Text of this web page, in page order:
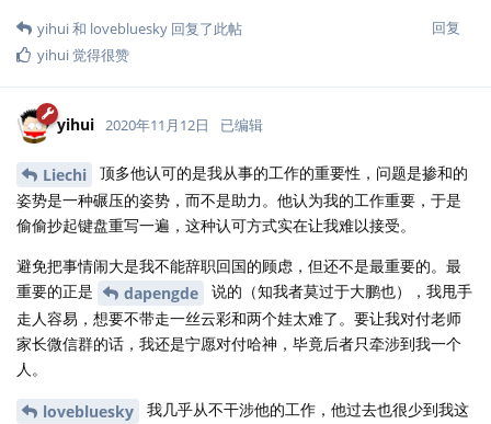
回复
yihui和 lovebluesky 回复了此帖
yihui觉得很赞
yihui 2020年11月12日 已编辑
Liechi
顶多他认可的是我从事的工作的重要性，问题是掺和的
姿势是一种碾压的姿势，而不是助力。他认为我的工作重要，于是
偷偷抄起键盘重写一遍，这种认可方式实在让我难以接受。
避免把事情闹大是我不能辞职回国的顾虑，但还不是最重要的。最
重要的正是
dapengde
说的（知我者莫过于大鹏也），我甩手
走人容易，想要不带走一丝云彩和两个娃太难了。要让我对付老师
家长微信群的话，我还是宁愿对付哈神，毕竟后者只牵涉到我一个
人。
lovebluesky
我几乎从不干涉他的工作，他过去也很少到我这